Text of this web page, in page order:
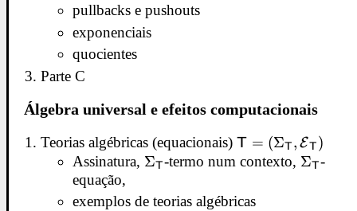
pullbacks e pushouts
exponenciais
quocientes
Parte C
Álgebra universal e efeitos computacionais
Teorias algébricas (equacionais)\mathsf T =
E}_{\mathsf T})
T = (ΣT , ET )
Assinatura, \Sigma_{\mathsf
ΣT-termo num contexto, ΣT-
equação,
exemplos de teorias algébricas